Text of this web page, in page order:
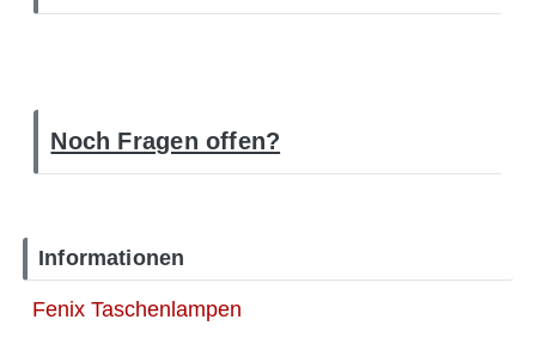
Noch Fragen offen?
Informationen
Fenix Taschenlampen